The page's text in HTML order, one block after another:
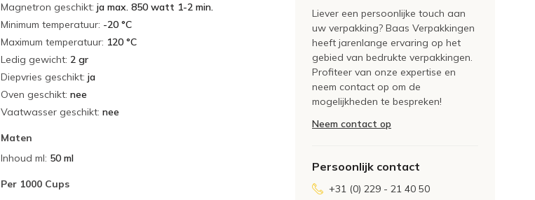
Magnetron geschikt: ja max. 850 watt 1-2 min.
Minimum temperatuur: -20 °C
Maximum temperatuur: 120 °C
Ledig gewicht: 2 gr
Diepvries geschikt: ja
Oven geschikt: nee
Vaatwasser geschikt: nee
Maten
Inhoud ml: 50 ml
Per 1000 Cups
Liever een persoonlijke touch aan
uw verpakking? Baas Verpakkingen
heeft jarenlange ervaring op het
gebied van bedrukte verpakkingen.
Profiteer van onze expertise en
neem contact op om de
mogelijkheden te bespreken!
Neem contact op
Persoonlijk contact
+31 (0) 229 - 21 40 50